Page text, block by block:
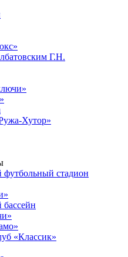
Г.Н.
Хутор»
стадион
«Классик»